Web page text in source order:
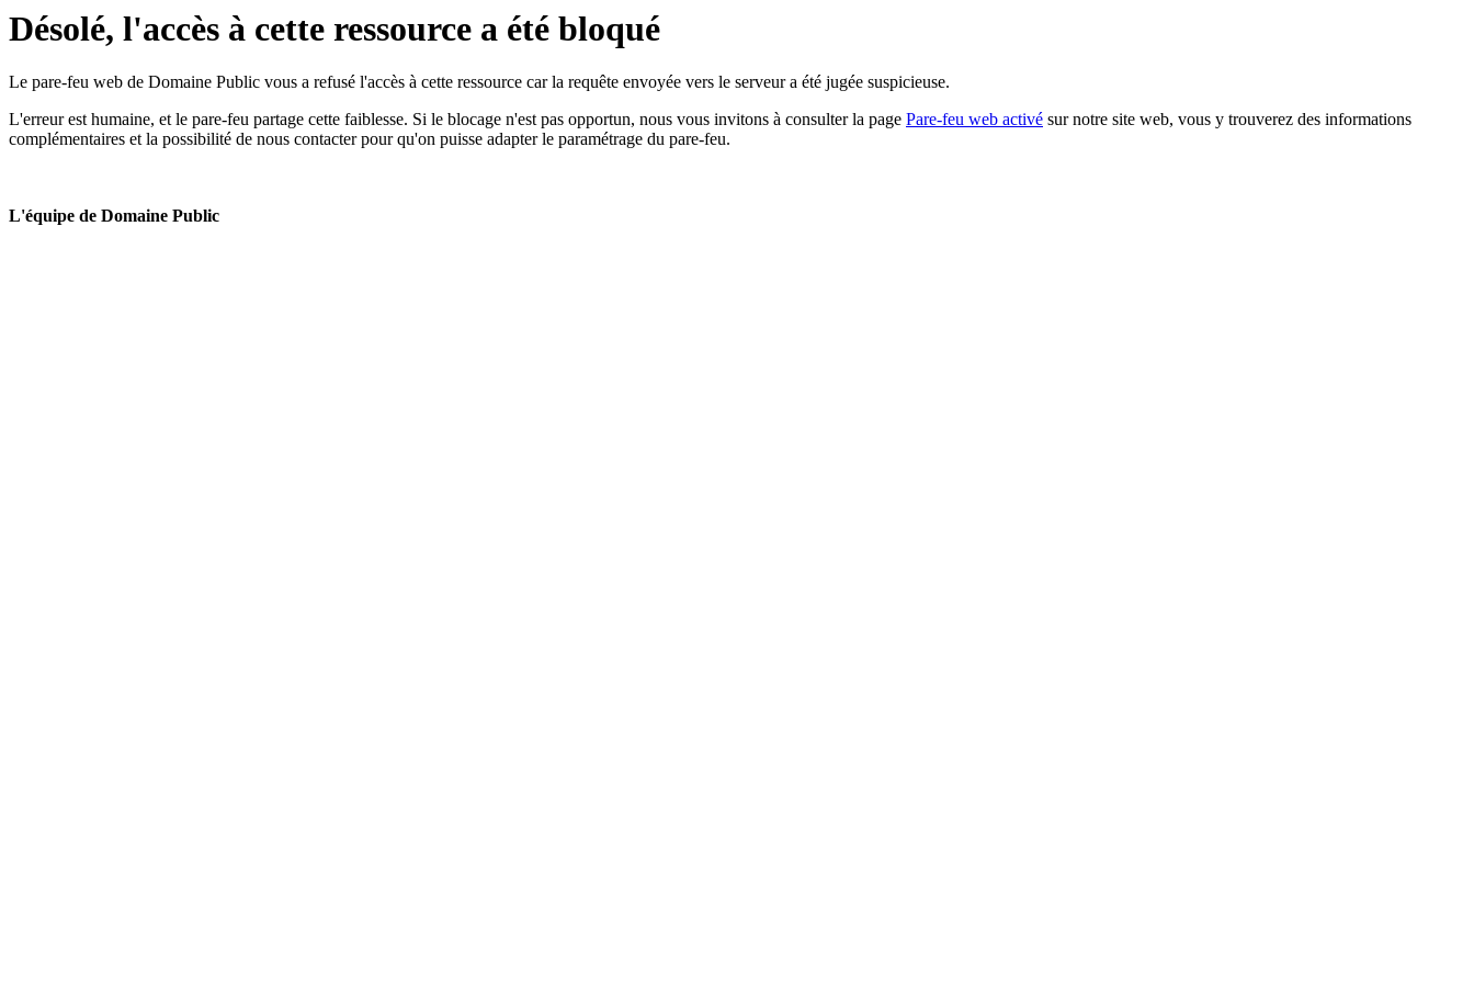
Désolé, l'accès à cette ressource a été bloqué
Le pare-feu web de Domaine Public vous a refusé l'accès à cette ressource car la requête envoyée vers le serveur a été jugée suspicieuse.
L'erreur est humaine, et le pare-feu partage cette faiblesse. Si le blocage n'est pas opportun, nous vous invitons à consulter la page Pare-feu web activé sur notre site web, vous y trouverez des informations
complémentaires et la possibilité de nous contacter pour qu'on puisse adapter le paramétrage du pare-feu.
L'équipe de Domaine Public